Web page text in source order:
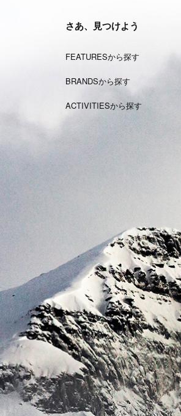
さあ、見つけよう
FEATURESから探す
BRANDSから探す
ACTIVITIESから探す